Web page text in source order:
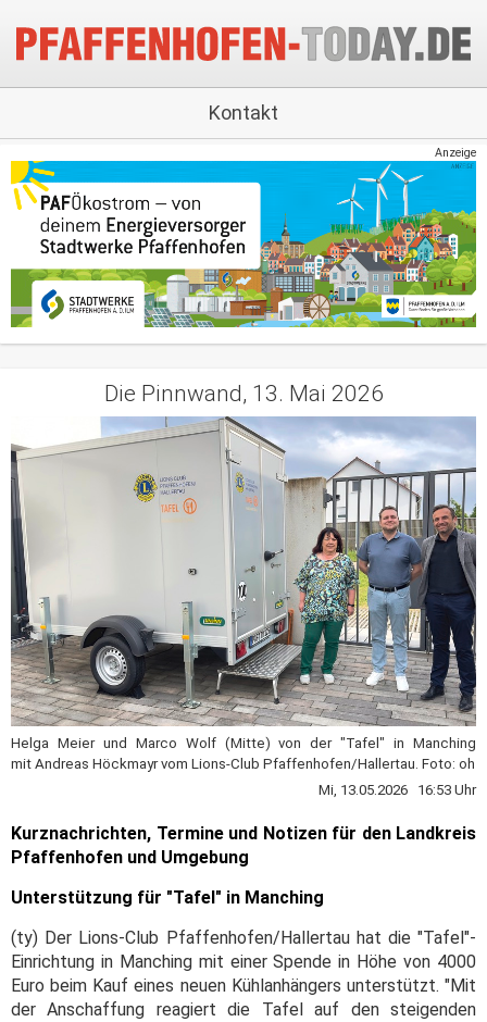
Kontakt
Anzeige
Die Pinnwand, 13. Mai 2026
Helga Meier und Marco Wolf (Mitte) von der "Tafel" in Manching
mit Andreas Höckmayr vom Lions-Club Pfaffenhofen/Hallertau. Foto: oh
Mi, 13.05.2026 16:53 Uhr
Kurznachrichten, Termine und Notizen für den Landkreis
Pfaffenhofen und Umgebung
Unterstützung für "Tafel" in Manching
(ty) Der Lions-Club Pfaffenhofen/Hallertau hat die "Tafel"-
Einrichtung in Manching mit einer Spende in Höhe von 4000
Euro beim Kauf eines neuen Kühlanhängers unterstützt. "Mit
der Anschaffung reagiert die Tafel auf den steigenden